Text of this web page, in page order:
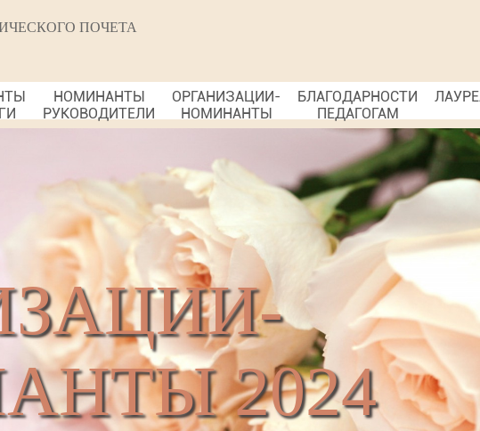
ПОЧЕТА
НОМИНАНТЫ
РУКОВОДИТЕЛИ
ОРГАНИЗАЦИИ-
НОМИНАНТЫ
БЛАГОДАРНОСТИ
ПЕДАГОГАМ
2024